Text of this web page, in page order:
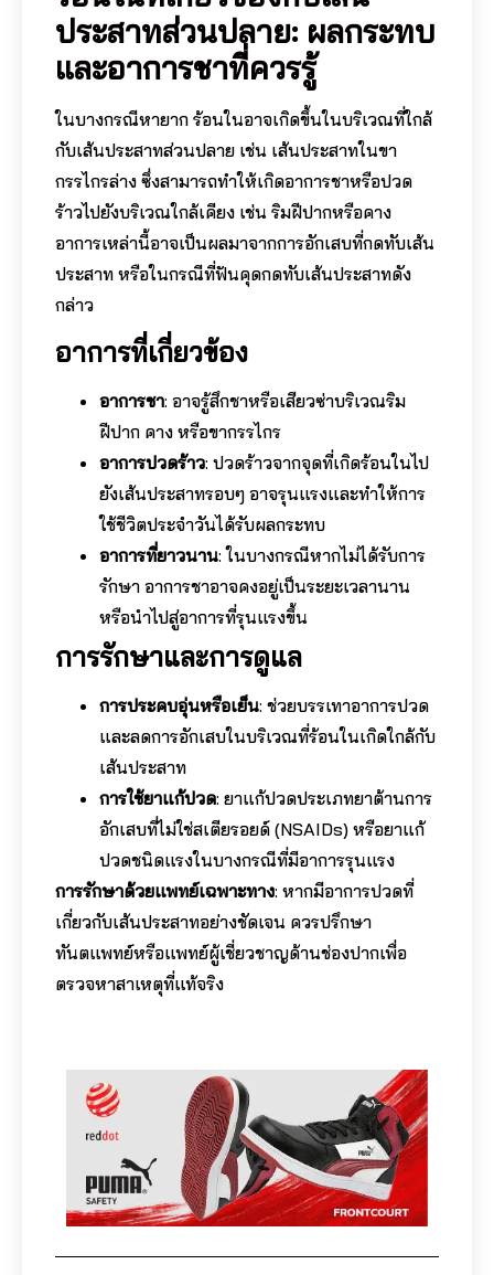
ประสาทส่วนปลาย: ผลกระทบ
และอาการชาที่ควรรู้
ในบางกรณีหายาก ร้อนในอาจเกิดขึ้นในบริเวณที่ใกล้
กับเส้นประสาทส่วนปลาย เช่น เส้นประสาทในขา
กรรไกรล่าง ซึ่งสามารถทำให้เกิดอาการชาหรือปวด
ร้าวไปยังบริเวณใกล้เคียง เช่น ริมฝีปากหรือคาง
อาการเหล่านี้อาจเป็นผลมาจากการอักเสบที่กดทับเส้น
ประสาท หรือในกรณีที่ฟันคุดกดทับเส้นประสาทดัง
กล่าว
อาการที่เกี่ยวข้อง
อาการชา: อาจรู้สึกชาหรือเสียวซ่าบริเวณริม
ฝีปาก คาง หรือขากรรไกร
อาการปวดร้าว: ปวดร้าวจากจุดที่เกิดร้อนในไป
ยังเส้นประสาทรอบๆ อาจรุนแรงและทำให้การ
ใช้ชีวิตประจำวันได้รับผลกระทบ
อาการที่ยาวนาน: ในบางกรณีหากไม่ได้รับการ
รักษา อาการชาอาจคงอยู่เป็นระยะเวลานาน
หรือนำไปสู่อาการที่รุนแรงขึ้น
การรักษาและการดูแล
การประคบอุ่นหรือเย็น: ช่วยบรรเทาอาการปวด
และลดการอักเสบในบริเวณที่ร้อนในเกิดใกล้กับ
เส้นประสาท
การใช้ยาแก้ปวด: ยาแก้ปวดประเภทยาต้านการ
อักเสบที่ไม่ใช่สเตียรอยด์ (NSAIDs) หรือยาแก้
ปวดชนิดแรงในบางกรณีที่มีอาการรุนแรง
การรักษาด้วยแพทย์เฉพาะทาง: หากมีอาการปวดที่
เกี่ยวกับเส้นประสาทอย่างชัดเจน ควรปรึกษา
ทันตแพทย์หรือแพทย์ผู้เชี่ยวชาญด้านช่องปากเพื่อ
ตรวจหาสาเหตุที่แท้จริง